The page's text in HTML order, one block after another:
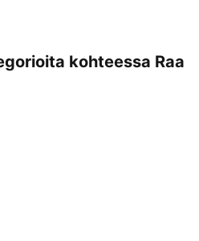
kohteessa Raa